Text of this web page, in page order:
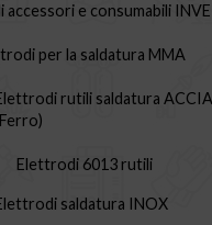
accessori e consumabili
per la saldatura MMA
rutili saldatura
Elettrodi 6013 rutili
saldatura INOX